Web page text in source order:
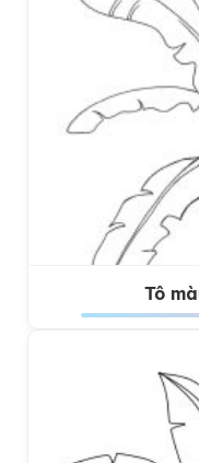
Tô